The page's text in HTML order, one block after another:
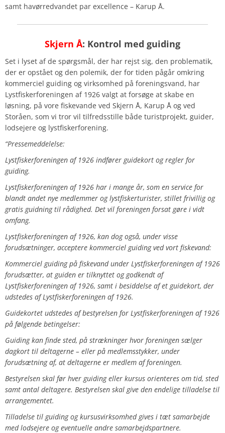
samt havørredvandet par excellence – Karup Å.
Skjern Å: Kontrol med guiding
Set i lyset af de spørgsmål, der har rejst sig, den problematik,
der er opstået og den polemik, der for tiden pågår omkring
kommerciel guiding og virksomhed på foreningsvand, har
Lystfiskerforeningen af 1926 valgt at forsøge at skabe en
løsning, på vore fiskevande ved Skjern Å, Karup Å og ved
Storåen, som vi tror vil tilfredsstille både turistprojekt, guider,
lodsejere og lystfiskerforening.
“Pressemeddelelse:
Lystfiskerforeningen af 1926 indfører guidekort og regler for
guiding.
Lystfiskerforeningen af 1926 har i mange år, som en service for
blandt andet nye medlemmer og lystfiskerturister, stillet frivillig og
gratis guidning til rådighed. Det vil foreningen forsat gøre i vidt
omfang.
Lystfiskerforeningen af 1926, kan dog også, under visse
forudsætninger, acceptere kommerciel guiding ved vort fiskevand:
Kommerciel guiding på fiskevand under Lystfiskerforeningen af 1926
forudsætter, at guiden er tilknyttet og godkendt af
Lystfiskerforeningen af 1926, samt i besiddelse af et guidekort, der
udstedes af Lystfiskerforeningen af 1926.
Guidekortet udstedes af bestyrelsen for Lystfiskerforeningen af 1926
på følgende betingelser:
Guiding kan finde sted, på strækninger hvor foreningen sælger
dagkort til deltagerne – eller på medlemsstykker, under
forudsætning af, at deltagerne er medlem af foreningen.
Bestyrelsen skal før hver guiding eller kursus orienteres om tid, sted
samt antal deltagere. Bestyrelsen skal give den endelige tilladelse til
arrangementet.
Tilladelse til guiding og kursusvirksomhed gives i tæt samarbejde
med lodsejere og eventuelle andre samarbejdspartnere.